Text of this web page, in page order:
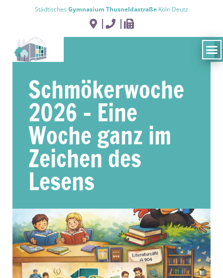
Städtisches Gymnasium Thusneldastraße Köln Deutz
Schmökerwoche
2026 – Eine
Woche ganz im
Zeichen des
Lesens